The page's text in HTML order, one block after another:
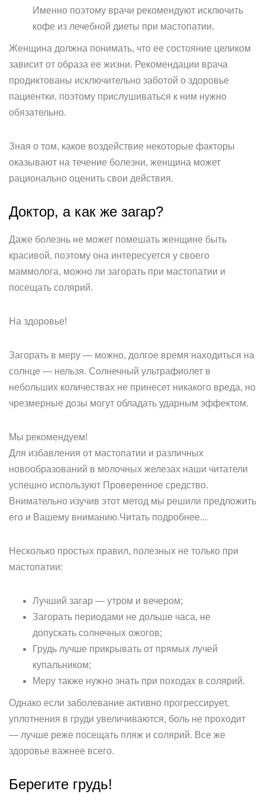
Именно поэтому врачи рекомендуют исключить
кофе из лечебной диеты при мастопатии.
Женщина должна понимать, что ее состояние целиком
зависит от образа ее жизни. Рекомендации врача
продиктованы исключительно заботой о здоровье
пациентки, поэтому прислушиваться к ним нужно
обязательно.
Зная о том, какое воздействие некоторые факторы
оказывают на течение болезни, женщина может
рационально оценить свои действия.
Доктор, а как же загар?
Даже болезнь не может помешать женщине быть
красивой, поэтому она интересуется у своего
маммолога, можно ли загорать при мастопатии и
посещать солярий.
На здоровье!
Загорать в меру — можно, долгое время находиться на
солнце — нельзя. Солнечный ультрафиолет в
небольших количествах не принесет никакого вреда, но
чрезмерные дозы могут обладать ударным эффектом.
Мы рекомендуем!
Для избавления от мастопатии и различных
новообразований в молочных железах наши читатели
успешно используют Проверенное средство.
Внимательно изучив этот метод мы решили предложить
его и Вашему вниманию.Читать подробнее...
Несколько простых правил, полезных не только при
мастопатии:
Лучший загар — утром и вечером;
Загорать периодами не дольше часа, не
допускать солнечных ожогов;
Грудь лучше прикрывать от прямых лучей
купальником;
Меру также нужно знать при походах в солярий.
Однако если заболевание активно прогрессирует,
уплотнения в груди увеличиваются, боль не проходит
— лучше реже посещать пляж и солярий. Все же
здоровье важнее всего.
Берегите грудь!